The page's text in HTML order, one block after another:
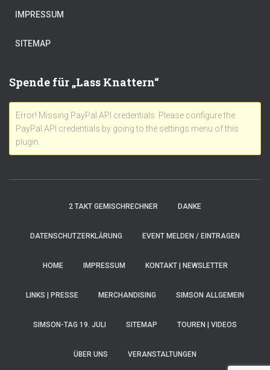
IMPRESSUM
SITEMAP
Spende für „Lass Knattern“
Error! Missing PayPal API credentials. Please configure the
PayPal API credentials by going to the settings menu of this
plugin.
2 TAKT GEMISCHRECHNER DANKE
DATENSCHUTZERKLÄRUNG EVENT MELDEN / EINTRAGEN
HOME IMPRESSUM KONTAKT | NEWSLETTER
LINKS | PRESSE MERCHANDISING SIMSON ALLGEMEIN
SIMSON-TAG 19. JULI SITEMAP TOUREN | VIDEOS
ÜBER UNS VERANSTALTUNGEN